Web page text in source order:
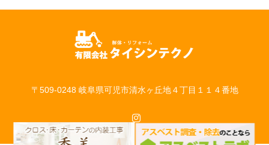
〒509-0248 岐阜県可児市清水ヶ丘地４丁目１１４番地